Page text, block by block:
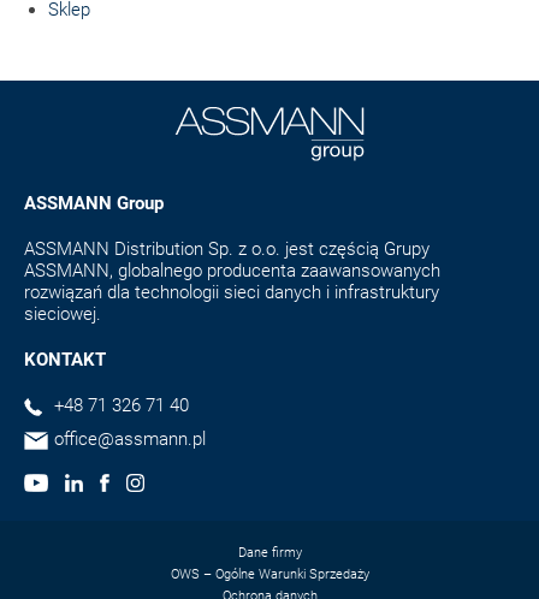
Sklep
ASSMANN Group
ASSMANN Distribution Sp. z o.o. jest częścią Grupy
ASSMANN, globalnego producenta zaawansowanych
rozwiązań dla technologii sieci danych i infrastruktury
sieciowej.
KONTAKT
+48 71 326 71 40
office@assmann.pl
Dane firmy
OWS – Ogólne Warunki Sprzedaży